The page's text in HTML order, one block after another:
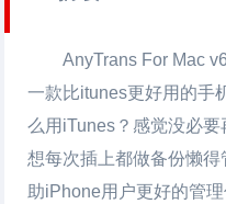
AnyTrans For Mac
一款比itunes更好用的手
么用iTunes？感觉没必
想每次插上都做备份懒
助iPhone用户更好的管